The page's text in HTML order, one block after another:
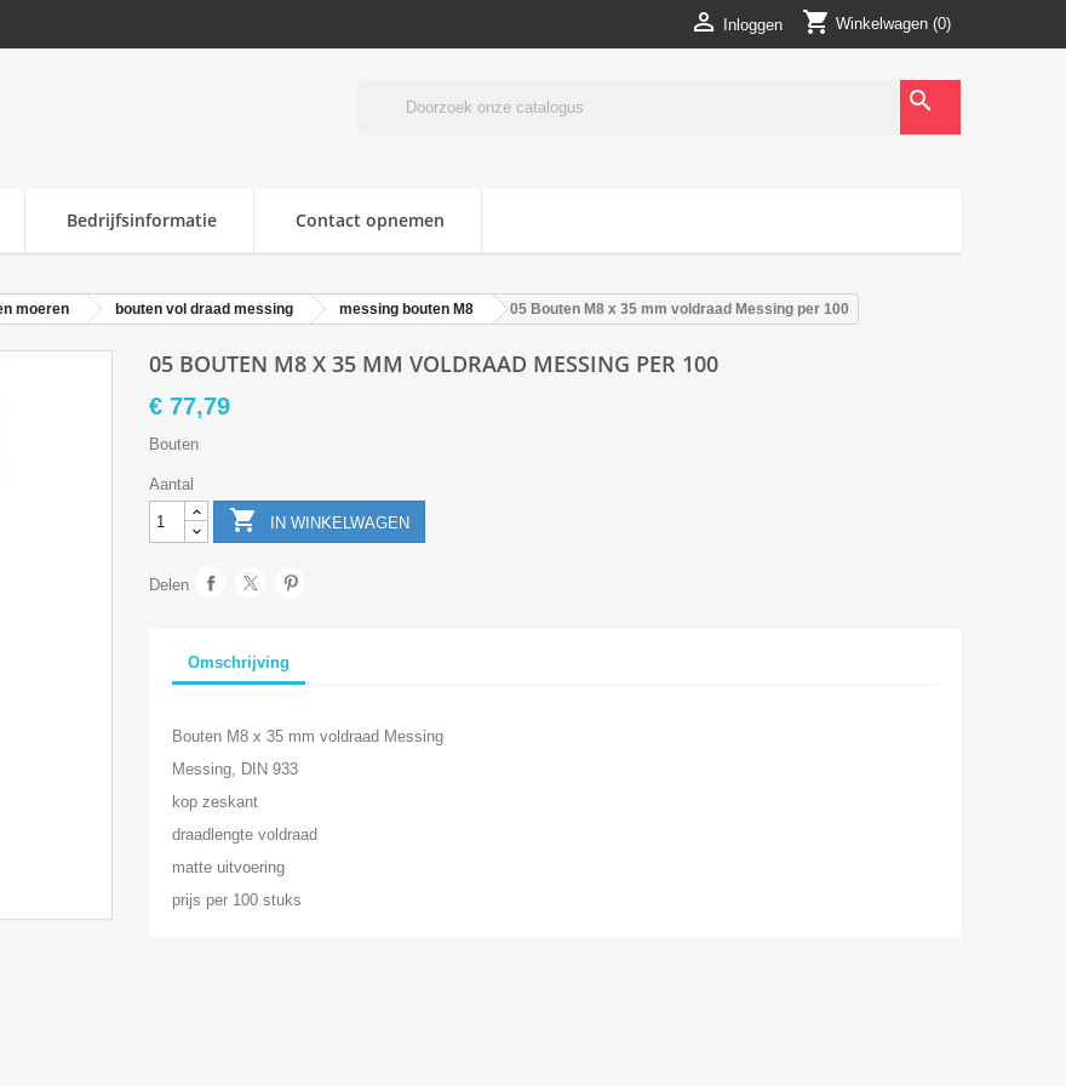
 Inloggen shopping_cart Winkelwagen (0)
search
Bedrijfsinformatie Contact opnemen
moeren bouten vol draad messing messing bouten M8 05 Bouten M8 x 35 mm voldraad Messing per 100
05 BOUTEN M8 X 35 MM VOLDRAAD MESSING PER 100
€ 77,79
Bouten
Aantal
 IN WINKELWAGEN
Delen
Omschrijving
Bouten M8 x 35 mm voldraad Messing
Messing, DIN 933
kop zeskant
draadlengte voldraad
matte uitvoering
prijs per 100 stuks